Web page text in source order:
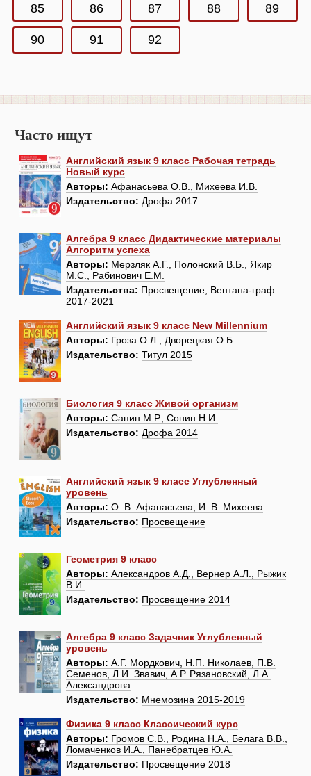
85 86 87 88 89
90 91 92
Часто ищут
Английский язык 9 класс Рабочая тетрадь
Новый курс
Авторы: Афанасьева О.В., Михеева И.В.
Издательство: Дрофа 2017
Алгебра 9 класс Дидактические материалы
Алгоритм успеха
Авторы: Мерзляк А.Г., Полонский В.Б., Якир
М.С., Рабинович Е.М.
Издательства: Просвещение, Вентана-граф
2017-2021
Английский язык 9 класс New Millennium
Авторы: Гроза О.Л., Дворецкая О.Б.
Издательство: Титул 2015
Биология 9 класс Живой организм
Авторы: Сапин М.Р., Сонин Н.И.
Издательство: Дрофа 2014
Английский язык 9 класс Углубленный
уровень
Авторы: О. В. Афанасьева, И. В. Михеева
Издательство: Просвещение
Геометрия 9 класс
Авторы: Александров А.Д., Вернер А.Л., Рыжик
В.И.
Издательство: Просвещение 2014
Алгебра 9 класс Задачник Углубленный
уровень
Авторы: А.Г. Мордкович, Н.П. Николаев, П.В.
Семенов, Л.И. Звавич, А.Р. Рязановский, Л.А.
Александрова
Издательство: Мнемозина 2015-2019
Физика 9 класс Классический курс
Авторы: Громов С.В., Родина Н.А., Белага В.В.,
Ломаченков И.А., Панебратцев Ю.А.
Издательство: Просвещение 2018